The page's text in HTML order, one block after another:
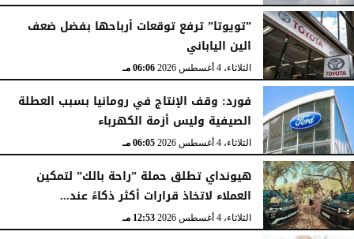
”تويوتا” ترفع توقعات أرباحها بفضل ضعف
الين الياباني
الثلاثاء، 4 أغسطس 2026 06:06 مـ
فورد: وقف الإنتاج في رومانيا بسبب العطلة
الصيفية وليس أزمة الكهرباء
الثلاثاء، 4 أغسطس 2026 06:05 مـ
هيونداي تطلق حملة ”راحة بالك” لتمكين
العملاء لاتخاذ قرارات أكثر ذكاءً عند...
الثلاثاء، 4 أغسطس 2026 12:53 مـ